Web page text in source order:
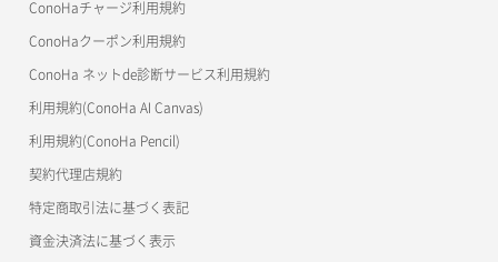
ConoHaチャージ利用規約
ConoHaクーポン利用規約
ConoHa ネットde診断サービス利用規約
利用規約(ConoHa AI Canvas)
利用規約(ConoHa Pencil)
契約代理店規約
特定商取引法に基づく表記
資金決済法に基づく表示